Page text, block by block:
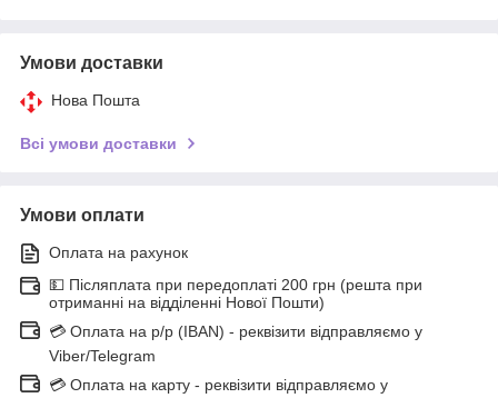
Умови доставки
Нова Пошта
Всі умови доставки
Умови оплати
Оплата на рахунок
💵 Післяплата при передоплаті 200 грн (решта при
отриманні на відділенні Нової Пошти)
💳 Оплата на р/р (IBAN) - реквізити відправляємо у
Viber/Telegram
💳 Оплата на карту - реквізити відправляємо у